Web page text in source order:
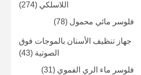
اللاسلكي (274)
فلوسر مائي محمول (78)
جهاز تنظيف الأسنان بالموجات فوق
الصوتية (43)
فلوسر ماء الري الفموي (31)